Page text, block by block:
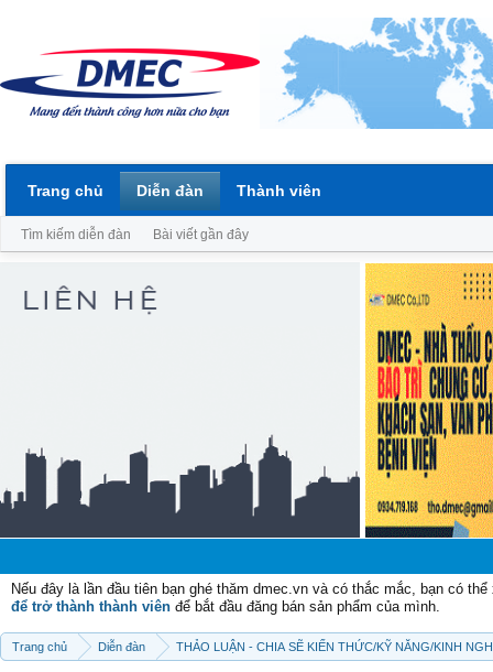
Nếu đây là lần đầu tiên bạn ghé thăm dmec.vn và có thắc mắc, bạn có
để trở thành thành viên để bắt đầu đăng bán sản phẩm của mình.
Trang chủ Diễn đàn THẢO LUẬN - CHIA SẼ KIẾN THỨC/KỸ NĂNG/KINH
Trang chủ Diễn đàn
Tìm kiếm diễn đàn Bài viết gần đây
Thành viên